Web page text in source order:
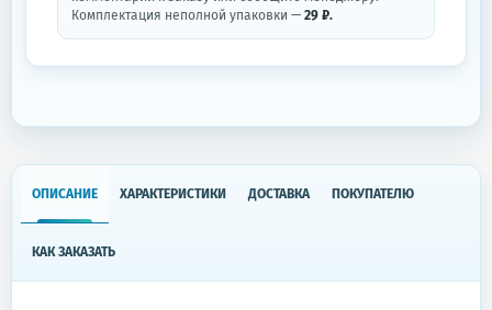
Комплектация неполной упаковки — 29 ₽.
ОПИСАНИЕ ХАРАКТЕРИСТИКИ ДОСТАВКА ПОКУПАТЕЛЮ
КАК ЗАКАЗАТЬ